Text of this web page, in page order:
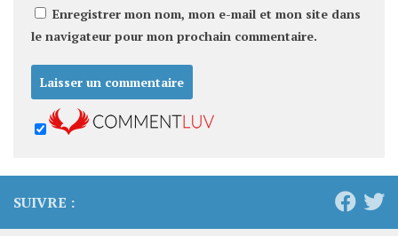
Enregistrer mon nom, mon e-mail et mon site dans
le navigateur pour mon prochain commentaire.
SUIVRE :